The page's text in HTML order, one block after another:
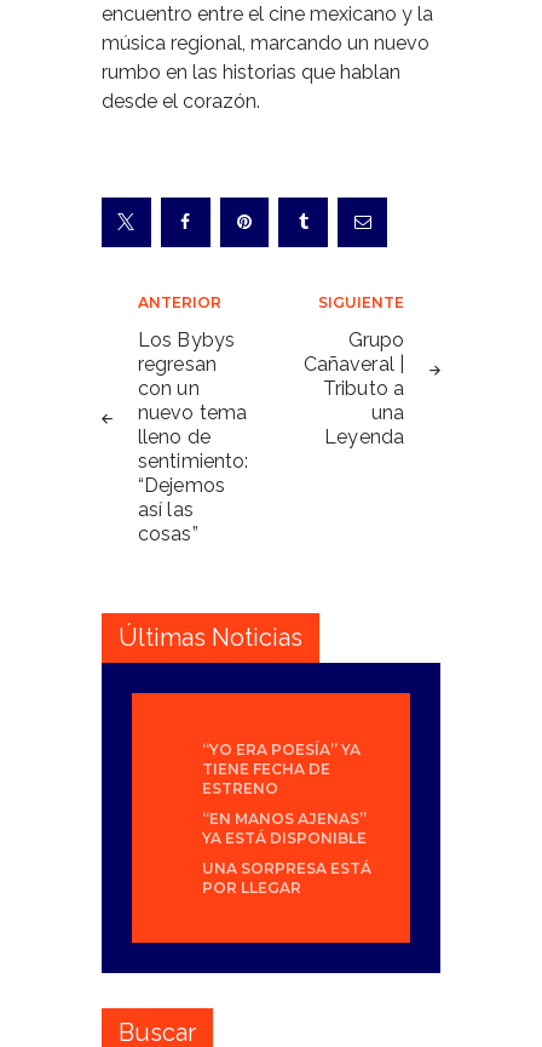
encuentro entre el cine mexicano y la
música regional, marcando un nuevo
rumbo en las historias que hablan
desde el corazón.
Navegación
de
entradas
ANTERIOR
Los Bybys
regresan
con un
nuevo tema
lleno de
sentimiento:
“Dejemos
así las
cosas”
SIGUIENTE
Grupo
Cañaveral |
Tributo a
una
Leyenda
Últimas Noticias
“YO ERA POESÍA” YA
TIENE FECHA DE
ESTRENO
“EN MANOS AJENAS”
YA ESTÁ DISPONIBLE
UNA SORPRESA ESTÁ
POR LLEGAR
Buscar